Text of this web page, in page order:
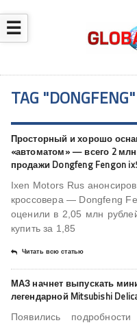
☰
TAG "DONGFENG"
Просторный и хорошо
«автоматом» — всего 2
продажи Dongfeng Fengon
Ixen Motors Rus
кроссовера — Dongfeng
оценили в 2,05 млн
купить за 1,85
Читать всю статью
МАЗ начнет выпускать
легендарной Mitsubishi
Появились